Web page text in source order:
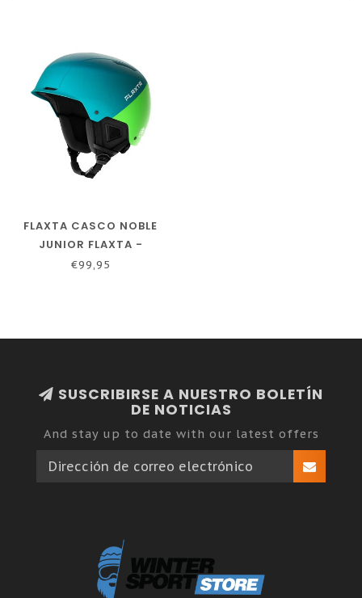
FLAXTA CASCO NOBLE
JUNIOR FLAXTA -
AZUL/VERDE BRILLANTE
€99,95
SUSCRIBIRSE A NUESTRO BOLETÍN
DE NOTICIAS
And stay up to date with our latest offers